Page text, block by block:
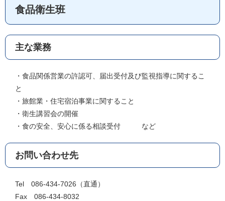
食品衛生班
主な業務
・食品関係営業の許認可、届出受付及び監視指導に関するこ
と
・旅館業・住宅宿泊事業に関すること
・衛生講習会の開催
・食の安全、安心に係る相談受付 など
お問い合わせ先
Tel 086-434-7026（直通）
Fax 086-434-8032